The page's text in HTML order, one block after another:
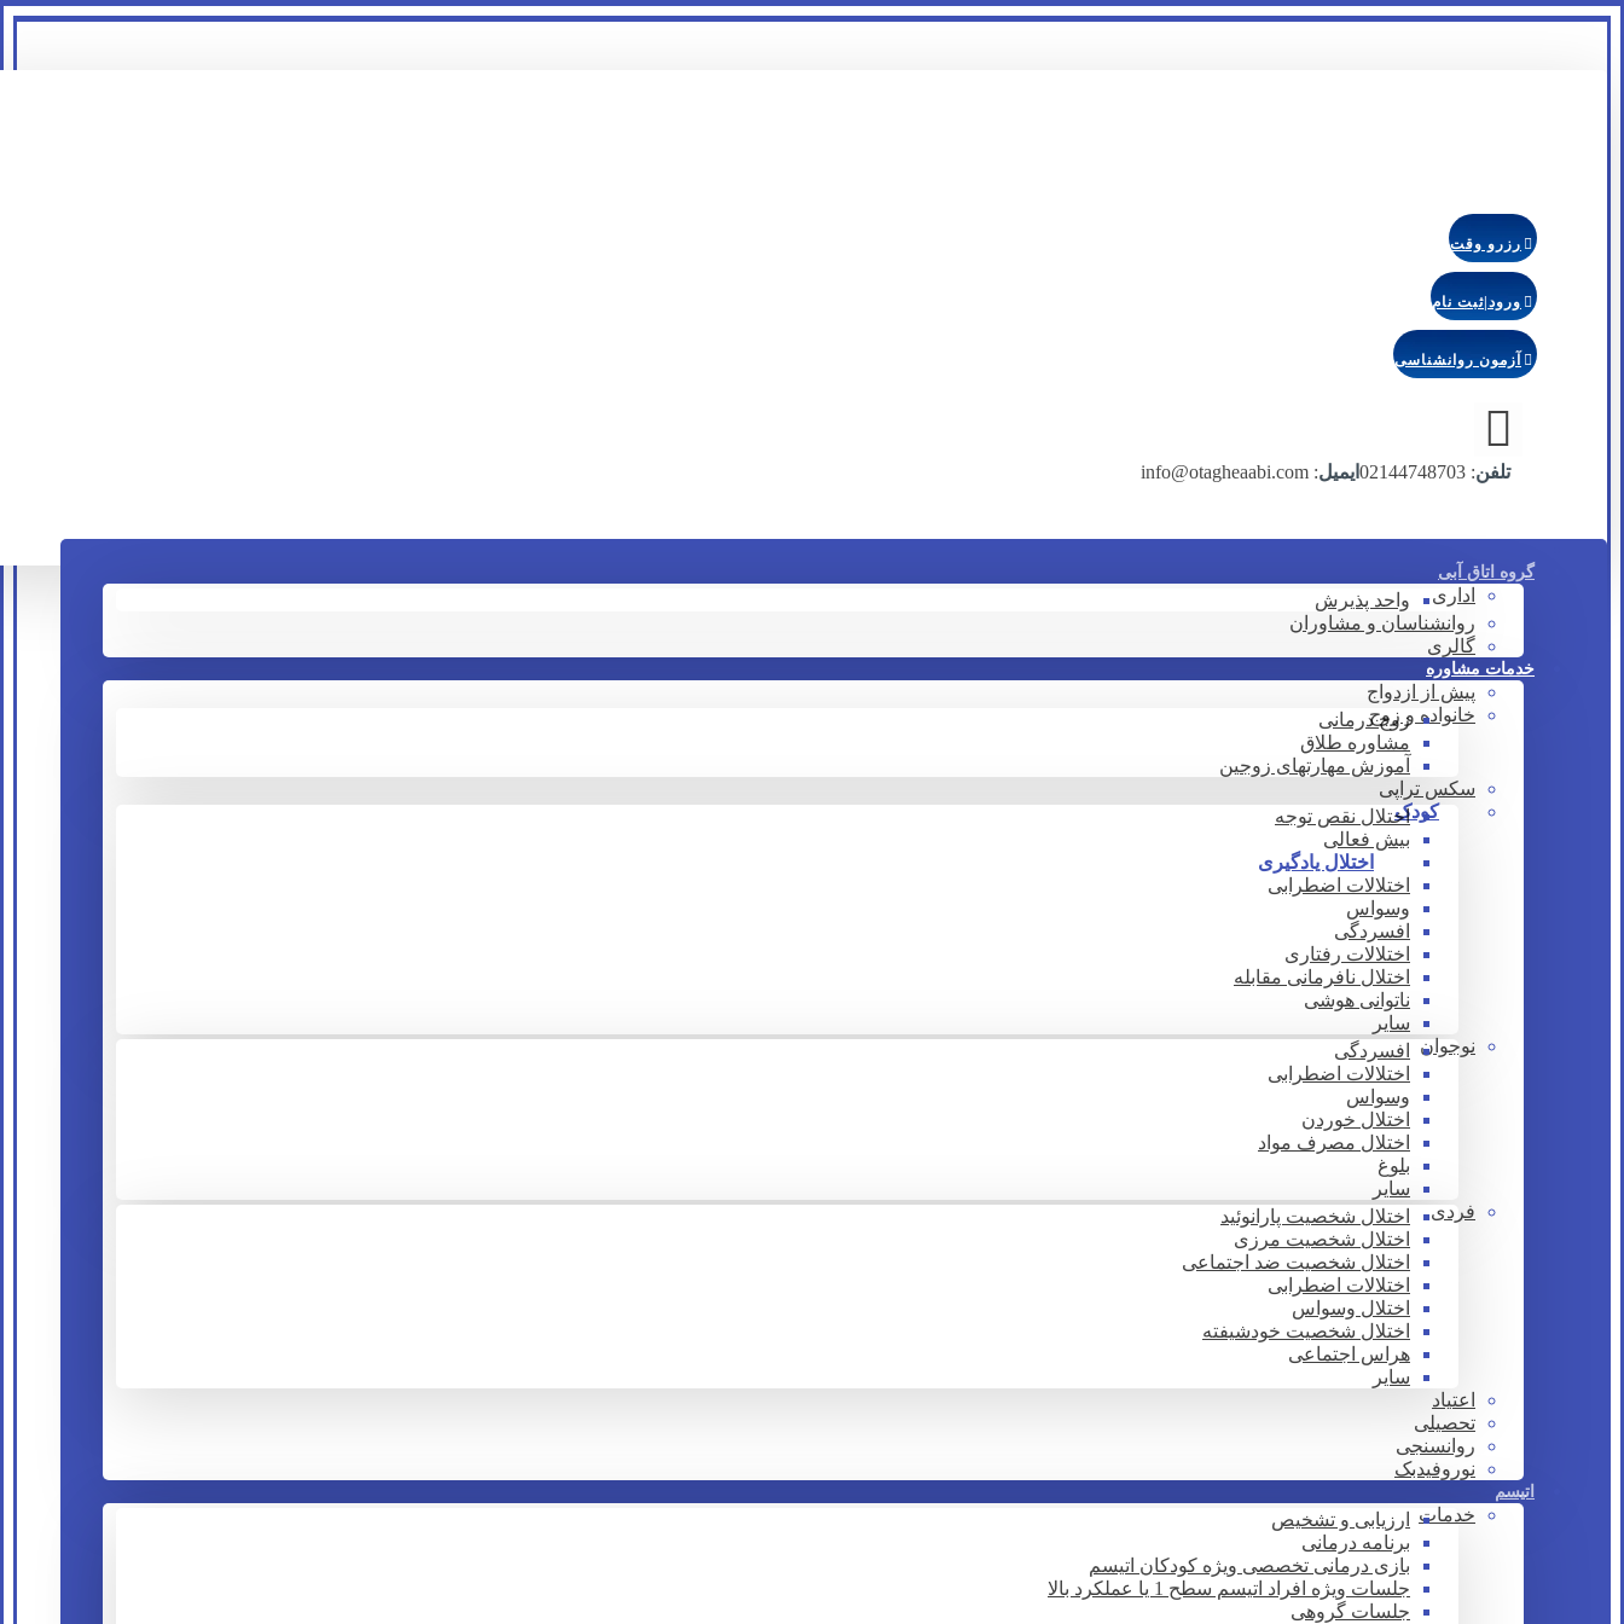
رزرو وقت
ورود|ثبت نام
آزمون روانشناسی
تلفن: 02144748703 ایمیل: info@otagheaabi.com
گروه اتاق آبی
اداری
واحد پذیرش
روانشناسان و مشاوران
گالری
خدمات مشاوره
پیش از ازدواج
خانواده و زوجزوج درمانی
مشاوره طلاق
آموزش مهارتهای زوجین
سکس تراپی
کودکاختلال نقص توجه
بیش فعالی
اختلال یادگیری
اختلالات اضطرابی
وسواس
افسردگی
اختلالات رفتاری
اختلال نافرمانی مقابله
ناتوانی هوشی
سایر
نوجوان
افسردگی
اختلالات اضطرابی
وسواس
اختلال خوردن
اختلال مصرف مواد
بلوغ
سایر
فردی
اختلال شخصیت پارانوئید
اختلال شخصیت مرزی
اختلال شخصیت ضد اجتماعی
اختلالات اضطرابی
اختلال وسواس
اختلال شخصیت خودشیفته
هراس اجتماعی
سایر
اعتیاد
تحصیلی
روانسنجی
نوروفیدبک
اتیسم
خدمات
ارزیابی و تشخیص
برنامه درمانی
بازی درمانی تخصصی ویژه کودکان اتیسم
جلسات ویژه افراد اتیسم سطح 1 یا عملکرد بالا
جلسات گروهی